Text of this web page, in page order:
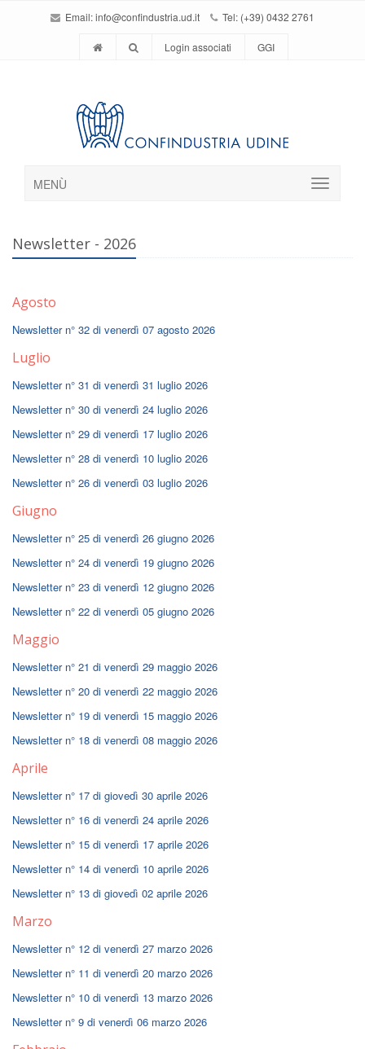
Email:info@confindustria.ud.it Tel: (+39) 0432 2761
Login associati GGI
MENÙ
Newsletter - 2026
Agosto
Newsletter n° 32 di venerdì 07 agosto 2026
Luglio
Newsletter n° 31 di venerdì 31 luglio 2026
Newsletter n° 30 di venerdì 24 luglio 2026
Newsletter n° 29 di venerdì 17 luglio 2026
Newsletter n° 28 di venerdì 10 luglio 2026
Newsletter n° 26 di venerdì 03 luglio 2026
Giugno
Newsletter n° 25 di venerdì 26 giugno 2026
Newsletter n° 24 di venerdì 19 giugno 2026
Newsletter n° 23 di venerdì 12 giugno 2026
Newsletter n° 22 di venerdì 05 giugno 2026
Maggio
Newsletter n° 21 di venerdì 29 maggio 2026
Newsletter n° 20 di venerdì 22 maggio 2026
Newsletter n° 19 di venerdì 15 maggio 2026
Newsletter n° 18 di venerdì 08 maggio 2026
Aprile
Newsletter n° 17 di giovedì 30 aprile 2026
Newsletter n° 16 di venerdì 24 aprile 2026
Newsletter n° 15 di venerdì 17 aprile 2026
Newsletter n° 14 di venerdì 10 aprile 2026
Newsletter n° 13 di giovedì 02 aprile 2026
Marzo
Newsletter n° 12 di venerdì 27 marzo 2026
Newsletter n° 11 di venerdì 20 marzo 2026
Newsletter n° 10 di venerdì 13 marzo 2026
Newsletter n° 9 di venerdì 06 marzo 2026